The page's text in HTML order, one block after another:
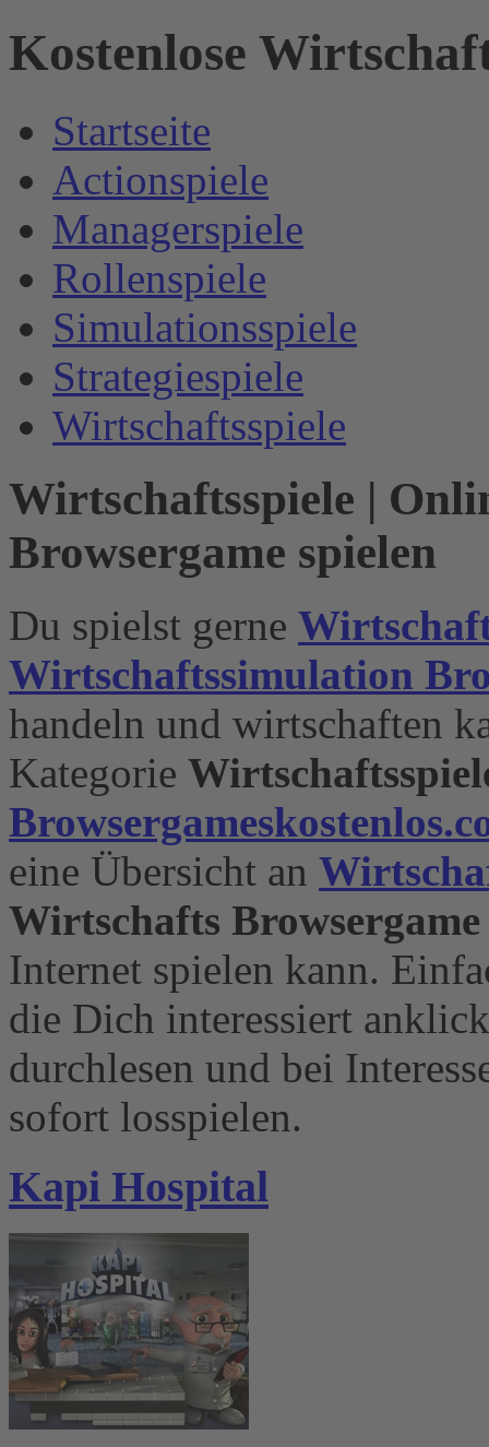
Kostenlose
Startseite
Actionspiele
Managerspiele
Rollenspiele
Simulationsspiele
Strategiespiele
Wirtschaftsspiele
Wirtschaftsspiele |
Browsergame spielen
Du spielst gerne
Wirtschaftssimulation
handeln und wirtschaften
Kategorie
eine Übersicht an
Wirtschafts Browsergame
Internet spielen kann.
die Dich interessiert
durchlesen und bei
sofort losspielen.
Kapi Hospital